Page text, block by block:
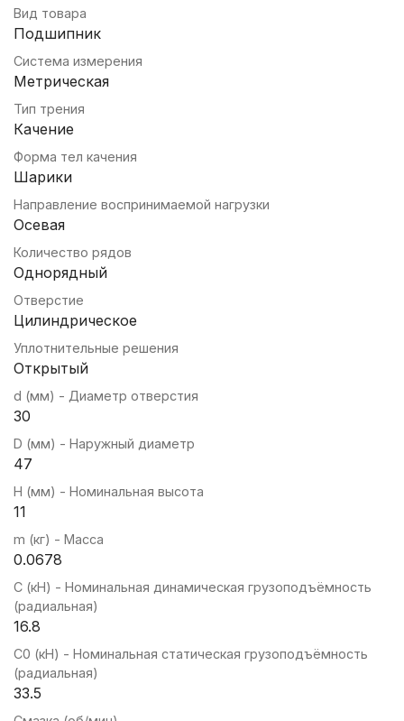
Вид товара
Подшипник
Система измерения
Метрическая
Тип трения
Качение
Форма тел качения
Шарики
Направление воспринимаемой нагрузки
Осевая
Количество рядов
Однорядный
Отверстие
Цилиндрическое
Уплотнительные решения
Открытый
d (мм) - Диаметр отверстия
30
D (мм) - Наружный диаметр
47
H (мм) - Номинальная высота
11
m (кг) - Масса
0.0678
C (кН) - Номинальная динамическая грузоподъёмность
(радиальная)
16.8
C0 (кН) - Номинальная статическая грузоподъёмность
(радиальная)
33.5